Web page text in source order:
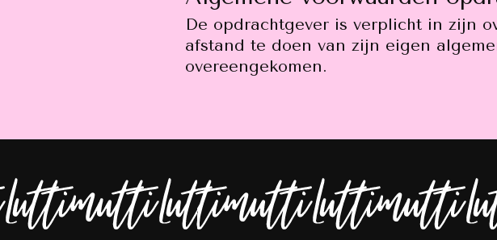
De opdrachtgever is verplicht in zijn
afstand te doen van zijn eigen
overeengekomen.